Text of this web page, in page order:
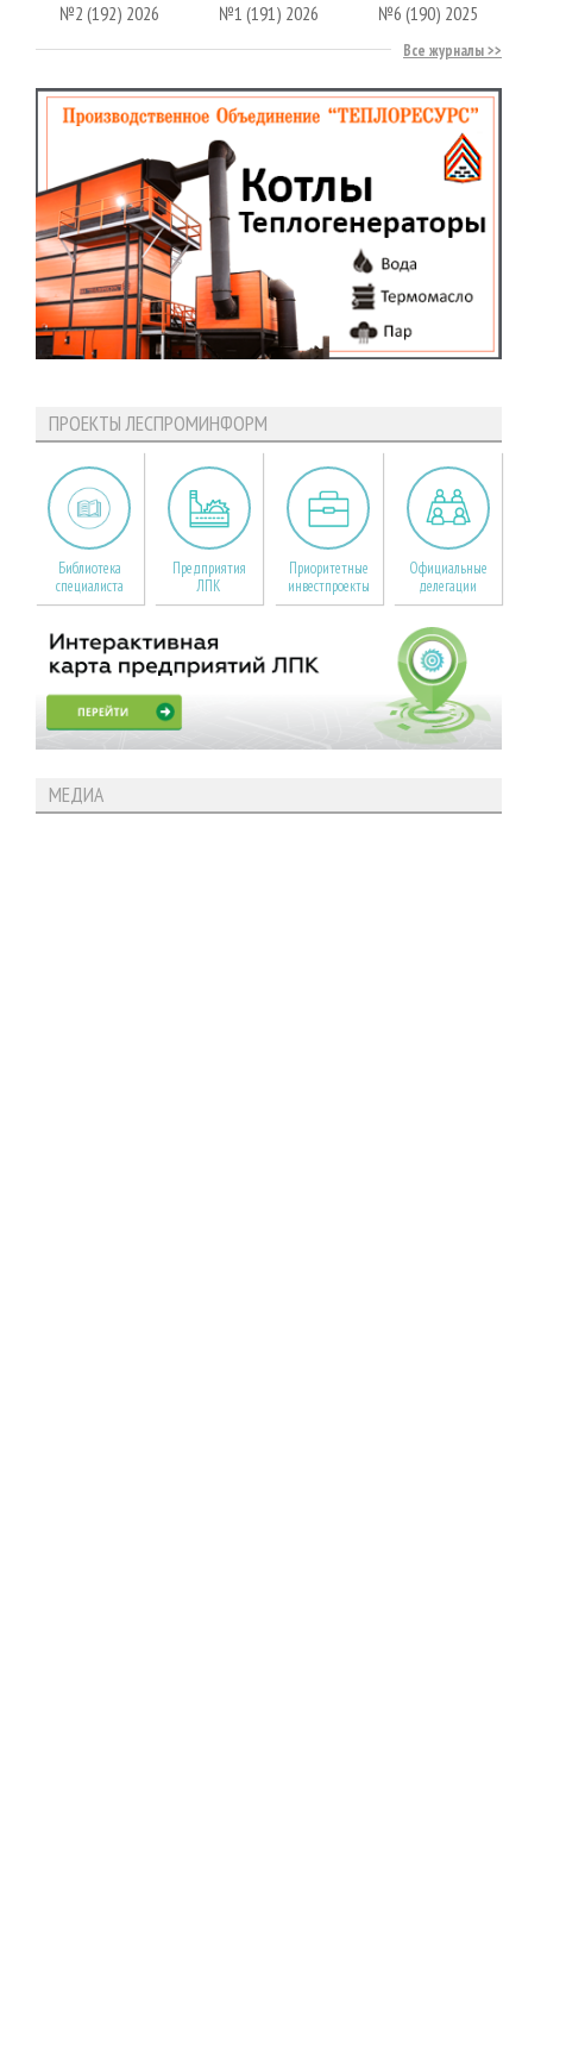
№2 (192) 2026 №1 (191) 2026 №6 (190) 2025
Все журналы
ПРОЕКТЫ ЛЕСПРОМИНФОРМ
Библиотека
специалиста
Предприятия
ЛПК
Приоритетные
инвестпроекты
Официальные
делегации
МЕДИА